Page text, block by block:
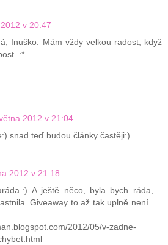
v 20:47
Inuško. Mám vždy velkou radost, když
:*
2012 v 21:04
snad teď budou články častěji:)
2012 v 21:18
A ještě něco, byla bych ráda,
Giveaway to až tak uplně není..
2012/05/v-zadne-